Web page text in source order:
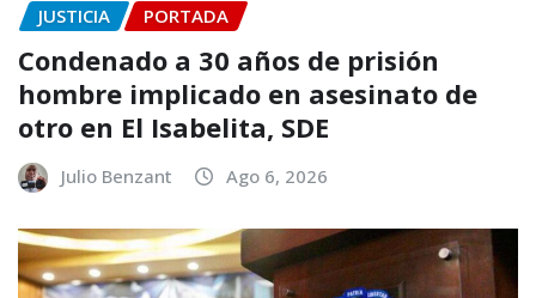
JUSTICIA PORTADA
Condenado a 30 años de prisión
hombre implicado en asesinato de
otro en El Isabelita, SDE
Julio Benzant Ago 6, 2026